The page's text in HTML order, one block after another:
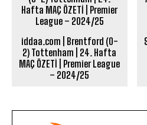
iddaa.com | Brentford (0-
2) Tottenham | 24. Hafta
MAÇ ÖZETİ | Premier League
– 2024/25